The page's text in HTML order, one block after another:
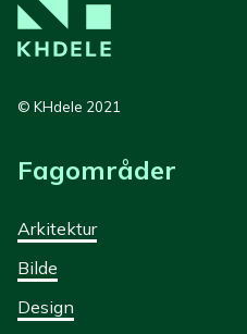
© KHdele 2021
Fagområder
Arkitektur
Bilde
Design